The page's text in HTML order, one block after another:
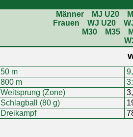
Männer MJ U20
Frauen
WJ U20
M30
M35
50 m
800 m
Weitsprung (Zone)
Schlagball (80 g)
Dreikampf